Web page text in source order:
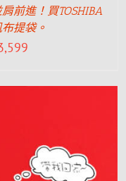
前進！買TOSHIBA
提袋。